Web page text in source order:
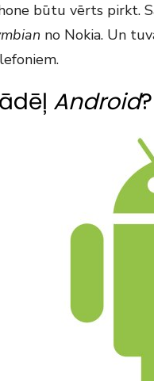
būtu vērts pirkt.
no Nokia. Un
Android?